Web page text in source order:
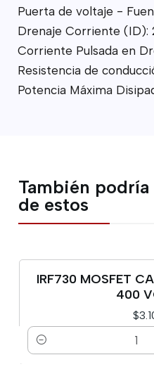
Puerta de voltaje -
Drenaje Corriente (ID):
Corriente Pulsada en
Resistencia de
Potencia Máxima
También
de estos
IRF730 MOSFET
400
Cantidad